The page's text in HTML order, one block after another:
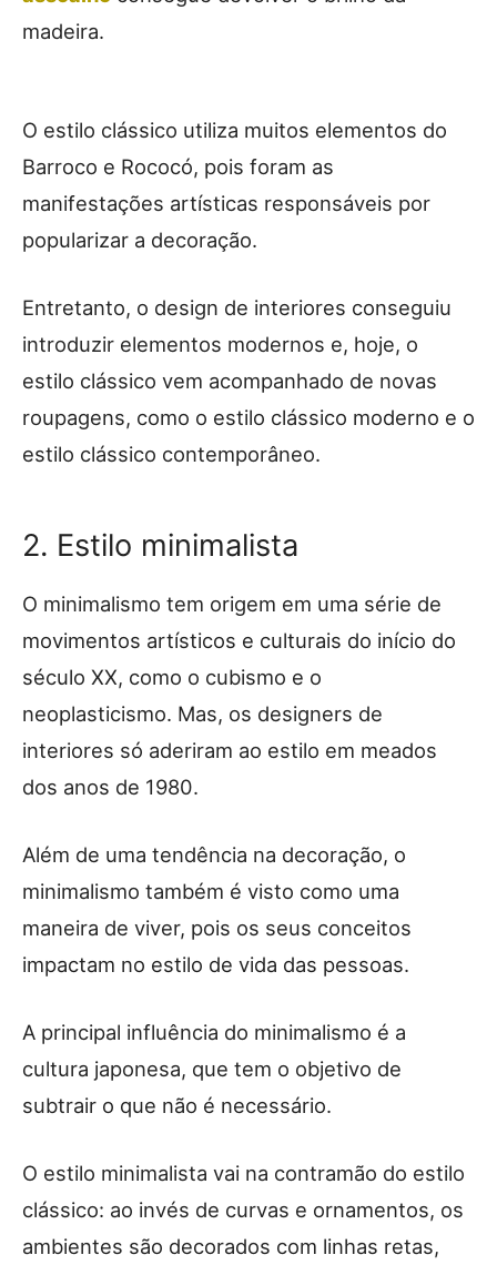
madeira.
O estilo clássico utiliza muitos elementos do
Barroco e Rococó, pois foram as
manifestações artísticas responsáveis por
popularizar a decoração.
Entretanto, o design de interiores conseguiu
introduzir elementos modernos e, hoje, o
estilo clássico vem acompanhado de novas
roupagens, como o estilo clássico moderno e o
estilo clássico contemporâneo.
2. Estilo minimalista
O minimalismo tem origem em uma série de
movimentos artísticos e culturais do início do
século XX, como o cubismo e o
neoplasticismo. Mas, os designers de
interiores só aderiram ao estilo em meados
dos anos de 1980.
Além de uma tendência na decoração, o
minimalismo também é visto como uma
maneira de viver, pois os seus conceitos
impactam no estilo de vida das pessoas.
A principal influência do minimalismo é a
cultura japonesa, que tem o objetivo de
subtrair o que não é necessário.
O estilo minimalista vai na contramão do estilo
clássico: ao invés de curvas e ornamentos, os
ambientes são decorados com linhas retas,